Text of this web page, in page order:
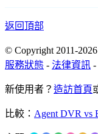
返回頂部
© Copyright 2011-
服務狀態 - 法律資訊 -
新使用者？ 造訪首頁
比較： Agent DVR vs